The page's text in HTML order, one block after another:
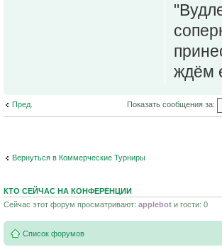
ждём
Пред. Показать сообщения за:
Вернуться в Коммерческие Турниры
КТО СЕЙЧАС НА КОНФЕРЕНЦИИ
Сейчас этот форум просматривают: applebot и гости: 0
Список форумов